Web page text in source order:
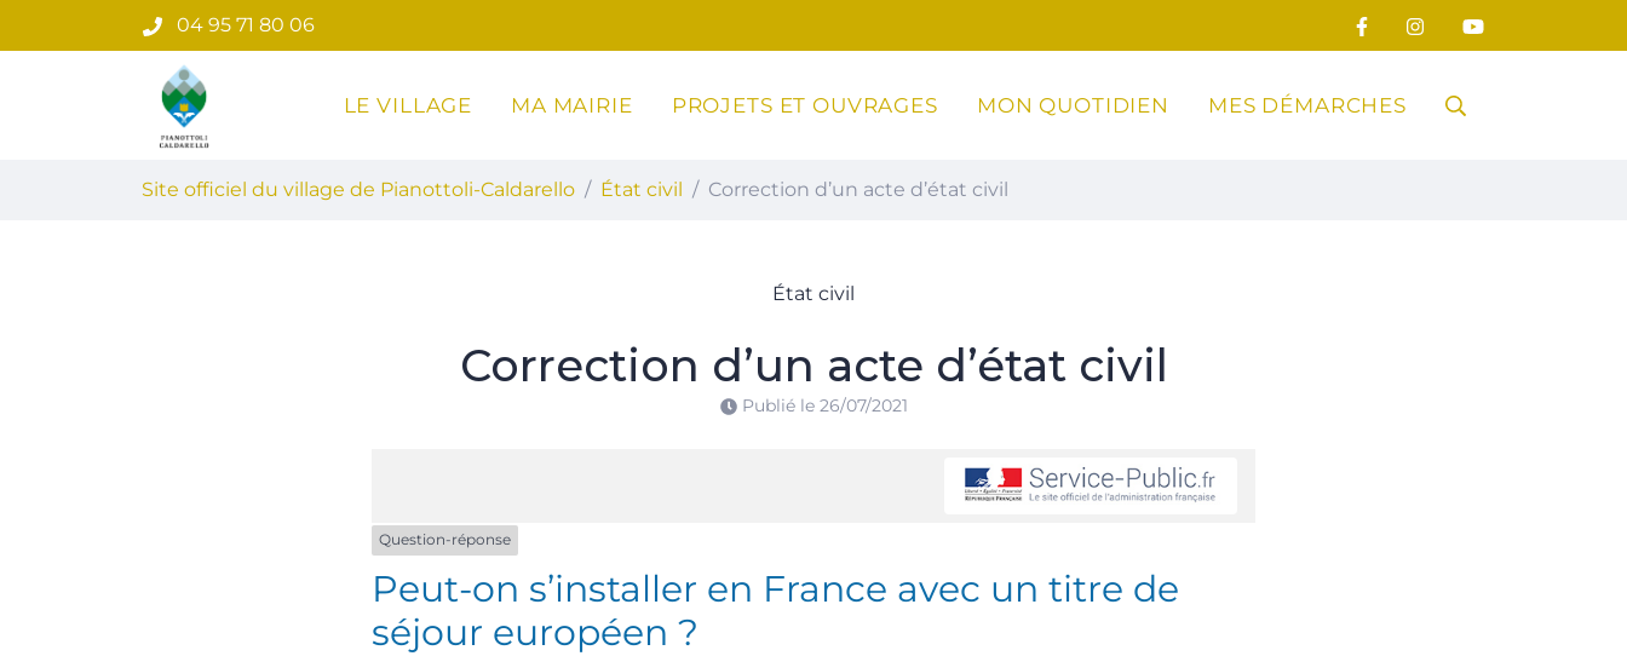
au
04 95 71 80 06
Site officiel du village de Pianottoli-Caldarello
LE VILLAGE MA MAIRIE PROJETS ET OUVRAGES MON QUOTIDIEN MES DÉMARCHES RECHERCHE
Site officiel du village de Pianottoli-Caldarello État civil Correction d’un acte d’état civil
État civil
Correction d’un acte d’état civil
Publié le 26/07/2021
Question-réponse
Peut-on s’installer en France avec un titre de
séjour européen ?